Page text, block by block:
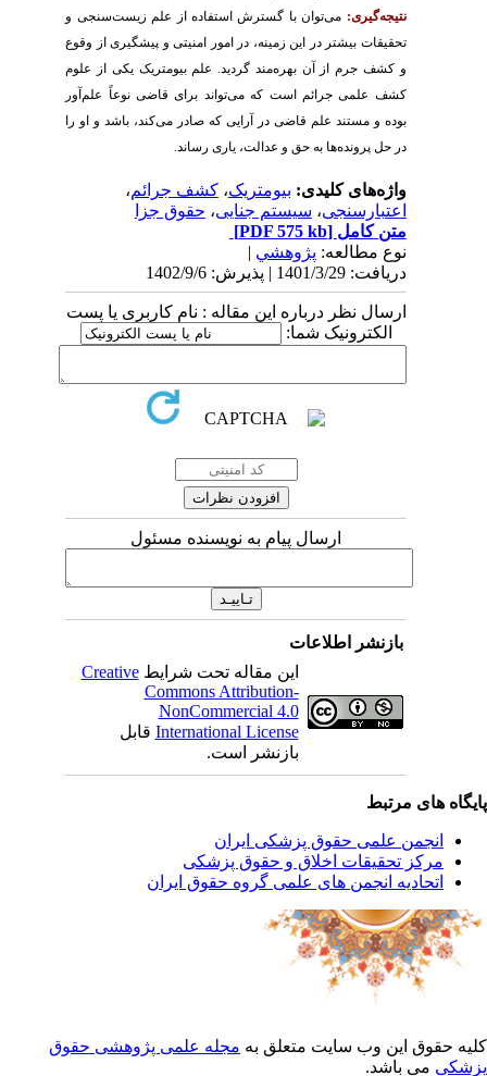
نتیجه‌گیری: می‌توان با گسترش استفاده از علم زیست‌سنجی و
تحقیقات بیشتر در این زمینه، در امور امنیتی و پیشگیری از وقوع
و کشف جرم از آن بهره‌مند گردید. علم بیومتریک یکی از علوم
کشف علمی جرائم است که می‌تواند برای قاضی نوعاً علم‌آور
بوده و مستند علم قاضی در آرایی که صادر می‌کند، باشد و او را
در حل پرونده‌ها به حق و عدالت، یاری رساند.
واژه‌های کلیدی:بیومتریک،کشف جرائم،
اعتبارسنجی،سیستم جنایی،حقوق جزا
متن کامل[PDF 575 kb]
نوع مطالعه:پژوهشي|
دریافت: 1401/3/29 | پذیرش: 1402/9/6
ارسال نظر درباره این مقاله : نام کاربری یا پست
الکترونیک شما:
ارسال پیام به نویسنده مسئول
بازنشر اطلاعات
این مقاله تحت شرایطCreative
Commons Attribution-
NonCommercial 4.0
International Licenseقابل
بازنشر است.
های مرتبط
انجمن علمی حقوق پزشکی ایران
مرکز تحقیقات اخلاق و حقوق پزشکی
اتحادیه انجمن های علمی گروه حقوق ایران
حقوق این وب سایت متعلق بهمجله علمی پژوهشی حقوق
می باشد.